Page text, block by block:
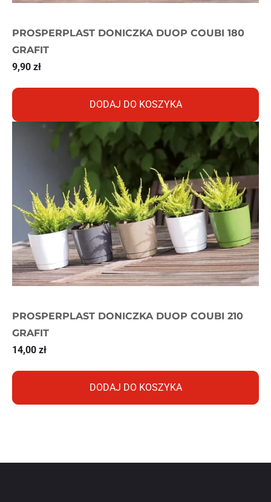
PROSPERPLAST DONICZKA DUOP COUBI 180
GRAFIT
9,90 zł
DODAJ DO KOSZYKA
PROSPERPLAST DONICZKA DUOP COUBI 210
GRAFIT
14,00 zł
DODAJ DO KOSZYKA